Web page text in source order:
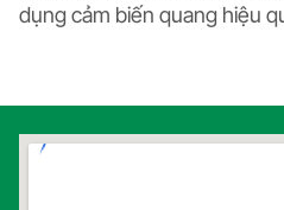
dụng cảm biến quang hiệu